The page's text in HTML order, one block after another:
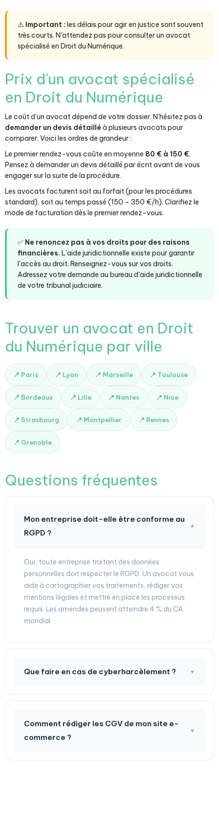
⚠️ Important : les délais pour agir en justice sont souvent
très courts. N'attendez pas pour consulter un avocat
spécialisé en Droit du Numérique.
Prix d'un avocat spécialisé
en Droit du Numérique
Le coût d'un avocat dépend de votre dossier. N'hésitez pas à
demander un devis détaillé à plusieurs avocats pour
comparer. Voici les ordres de grandeur :
Le premier rendez-vous coûte en moyenne 80 € à 150 €.
Pensez à demander un devis détaillé par écrit avant de vous
engager sur la suite de la procédure.
Les avocats facturent soit au forfait (pour les procédures
standard), soit au temps passé (150 – 350 €/h). Clarifiez le
mode de facturation dès le premier rendez-vous.
✅ Ne renoncez pas à vos droits pour des raisons
financières. L'aide juridictionnelle existe pour garantir
l'accès au droit. Renseignez-vous sur vos droits.
Adressez votre demande au bureau d'aide juridictionnelle
de votre tribunal judiciaire.
Trouver un avocat en Droit
du Numérique par ville
📍 Paris 📍 Lyon 📍 Marseille 📍 Toulouse
📍 Bordeaux 📍 Lille 📍 Nantes 📍 Nice
📍 Strasbourg 📍 Montpellier 📍 Rennes
📍 Grenoble
Questions fréquentes
Mon entreprise doit-elle être conforme au
RGPD ?
▼
Oui, toute entreprise traitant des données
personnelles doit respecter le RGPD. Un avocat vous
aide à cartographier vos traitements, rédiger vos
mentions légales et mettre en place les processus
requis. Les amendes peuvent atteindre 4 % du CA
mondial.
Que faire en cas de cyberharcèlement ? ▼
Comment rédiger les CGV de mon site e-
commerce ?
▼